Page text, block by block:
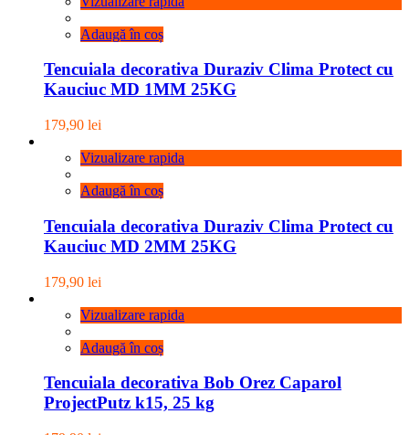
151,43 lei.
Adaugă în coș
Tencuiala decorativa Duraziv Clima Protect cu
Kauciuc MD 1MM 25KG
179,90 lei
Vizualizare rapida
Adaugă în coș
Tencuiala decorativa Duraziv Clima Protect cu
Kauciuc MD 2MM 25KG
179,90 lei
Vizualizare rapida
Adaugă în coș
Tencuiala decorativa Bob Orez Caparol
ProjectPutz k15, 25 kg